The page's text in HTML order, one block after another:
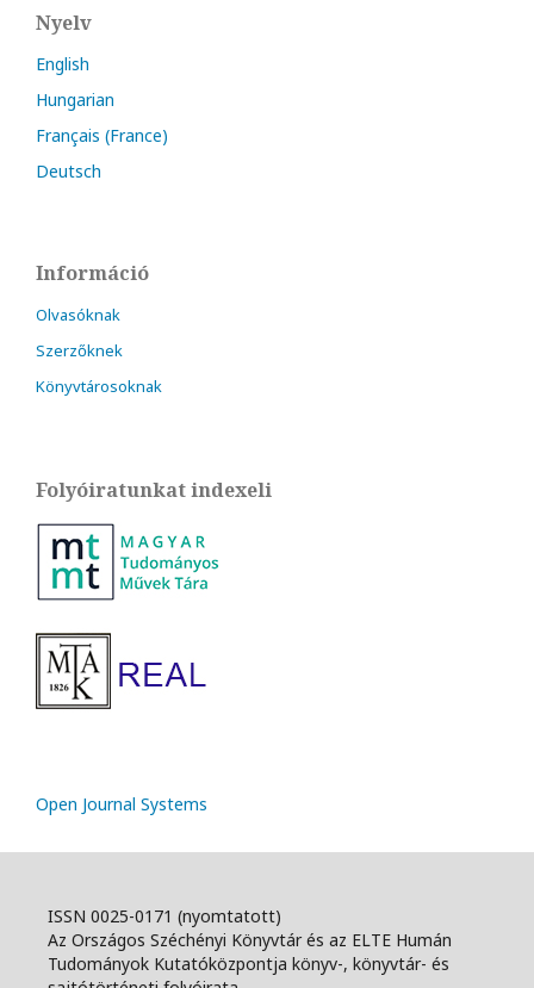
Nyelv
English
Hungarian
Français (France)
Deutsch
Információ
Olvasóknak
Szerzőknek
Könyvtárosoknak
Folyóiratunkat indexeli
Open Journal Systems
ISSN 0025-0171 (nyomtatott)
Az Országos Széchényi Könyvtár és az ELTE Humán
Tudományok Kutatóközpontja könyv-, könyvtár- és